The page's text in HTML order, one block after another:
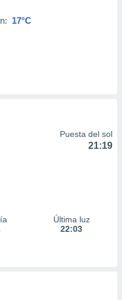
17°C
Puesta del sol
21:19
Última luz
22:03